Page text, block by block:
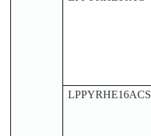
LPPYRHE16ACS